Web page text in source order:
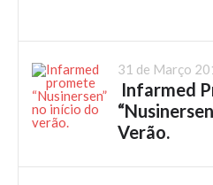
31 de Março
Infarmed
Verão.